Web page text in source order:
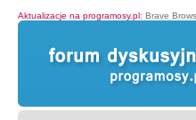
Aktualizacje na programosy.pl: Brave